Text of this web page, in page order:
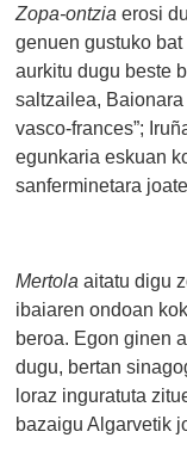
Zopa-ontzia erosi
genuen gustuko
aurkitu dugu beste
saltzailea,
vasco-frances”;
egunkaria eskuan
sanferminetara
Mertolaaitatu digu
ibaiaren ondoan
beroa. Egon ginen
dugu, bertan
loraz inguratuta
bazaigu Algarvetik